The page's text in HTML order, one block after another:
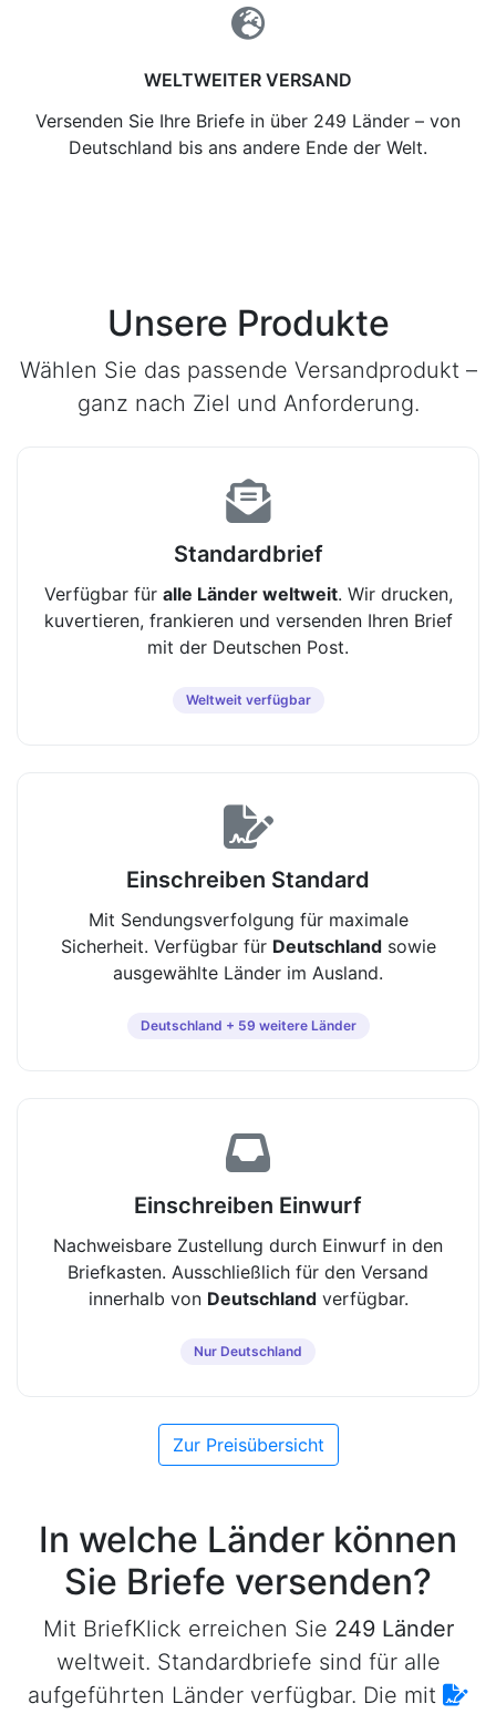
WELTWEITER VERSAND
Versenden Sie Ihre Briefe in über 249 Länder – von
Deutschland bis ans andere Ende der Welt.
Unsere Produkte
Wählen Sie das passende Versandprodukt –
ganz nach Ziel und Anforderung.
Standardbrief
Verfügbar für alle Länder weltweit. Wir drucken,
kuvertieren, frankieren und versenden Ihren Brief
mit der Deutschen Post.
Weltweit verfügbar
Einschreiben Standard
Mit Sendungsverfolgung für maximale
Sicherheit. Verfügbar für Deutschlandsowie
ausgewählte Länder im Ausland.
Deutschland + 59 weitere Länder
Einschreiben Einwurf
Nachweisbare Zustellung durch Einwurf in den
Briefkasten. Ausschließlich für den Versand
innerhalb von Deutschlandverfügbar.
Nur Deutschland
Zur Preisübersicht
In welche Länder können
Sie Briefe versenden?
Mit BriefKlick erreichen Sie 249 Länder
weltweit. Standardbriefe sind für alle
aufgeführten Länder verfügbar. Die mit